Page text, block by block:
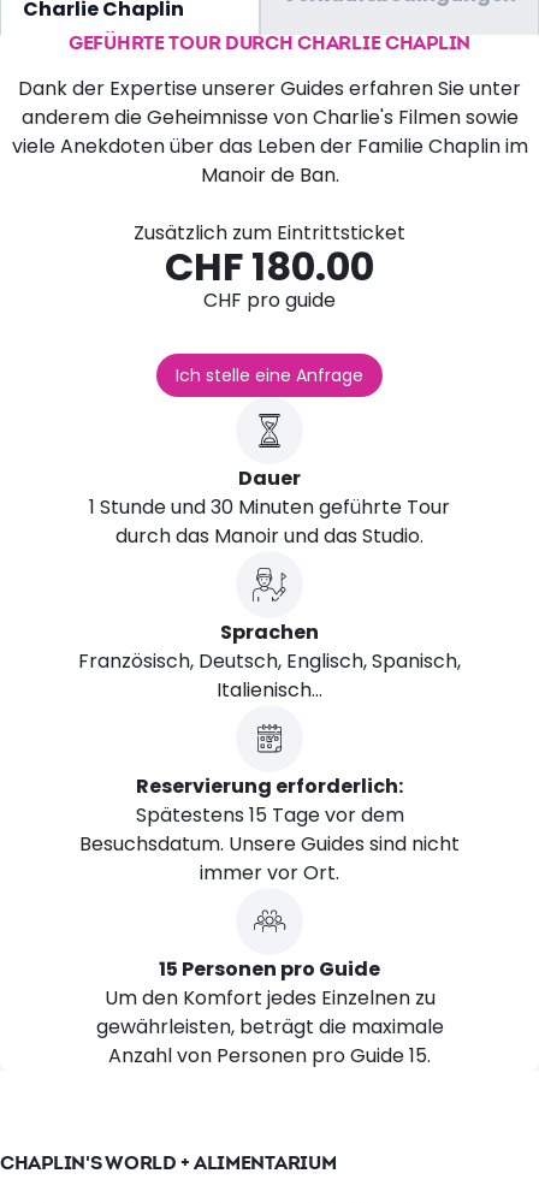
Charlie Chaplin
GEFÜHRTE TOUR DURCH CHARLIE CHAPLIN
Dank der Expertise unserer Guides erfahren Sie unter
anderem die Geheimnisse von Charlie's Filmen sowie
viele Anekdoten über das Leben der Familie Chaplin im
Manoir de Ban.
Zusätzlich zum Eintrittsticket
CHF 180.00
CHF pro guide
Ich stelle eine Anfrage
Dauer
1 Stunde und 30 Minuten geführte Tour
durch das Manoir und das Studio.
Sprachen
Französisch, Deutsch, Englisch, Spanisch,
Italienisch...
Reservierung erforderlich:
Spätestens 15 Tage vor dem
Besuchsdatum. Unsere Guides sind nicht
immer vor Ort.
15 Personen pro Guide
Um den Komfort jedes Einzelnen zu
gewährleisten, beträgt die maximale
Anzahl von Personen pro Guide 15.
CHAPLIN'S WORLD + ALIMENTARIUM